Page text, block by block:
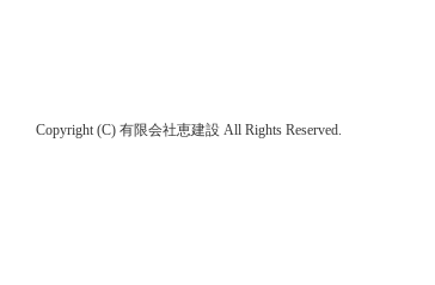
Copyright (C) 有限会社恵建設 All Rights Reserved.